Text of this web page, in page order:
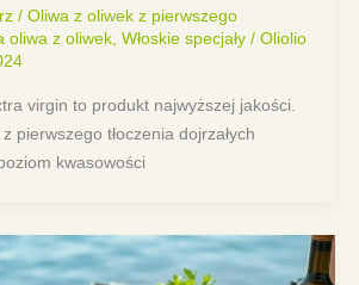
/ Oliwa z oliwek z pierwszego
oliwa z oliwek, Włoskie specjały/ Oliolio
virgin to produkt najwyższej jakości.
pierwszego tłoczenia dojrzałych
kwasowości